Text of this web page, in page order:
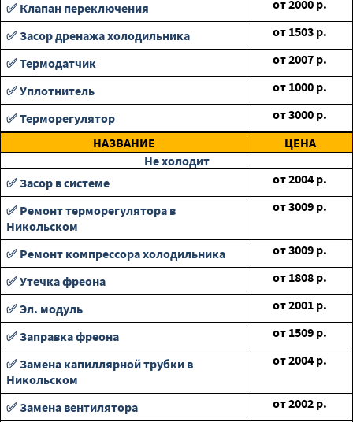
✅ Клапан переключения
от2000 р.
✅ Засор дренажа холодильника
от 1503 р.
✅ Термодатчик
от2007 р.
✅ Уплотнитель
от 1000 р.
✅ Терморегулятор
от3000 р.
НАЗВАНИЕ
ЦЕНА
Не холодит
✅ Засор в системе
от2004 р.
✅ Ремонт терморегулятора в
Никольском
от3009 р.
✅ Ремонт компрессора холодильника от3009 р.
✅ Утечка фреона
от 1808 р.
✅ Эл. модуль
от2001 р.
✅ Заправка фреона
от 1509 р.
✅ Замена капиллярной трубки в
Никольском
от2004 р.
✅ Замена вентилятора от2002 р.